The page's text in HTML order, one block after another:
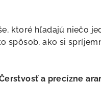
ktoré hľadajú niečo
spôsob, ako si
a precízne